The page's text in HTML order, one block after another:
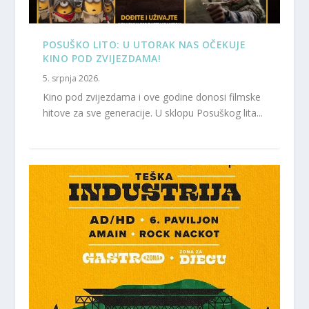
POSUŠKO LITO: U UTORAK NAS OČEKUJE
KINO POD ZVIJEZDAMA!
5. srpnja 2026.
Kino pod zvijezdama i ove godine donosi filmske
hitove za sve generacije. U sklopu Posuškog lita...